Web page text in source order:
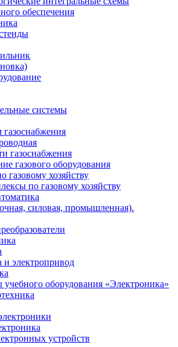
обеспечения
системы
газоснабжения
газоснабжения
газового оборудования
газовому хозяйству
по газовому хозяйству
силовая, промышленная).
и электропривод
оборудования «Электроника»
устройств